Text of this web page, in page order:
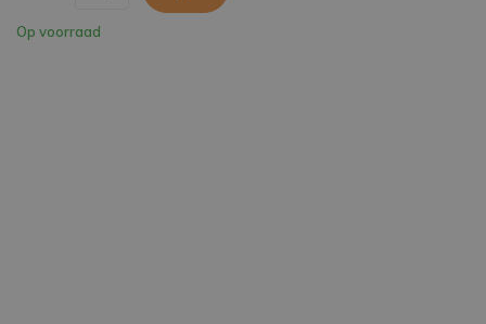
Op voorraad